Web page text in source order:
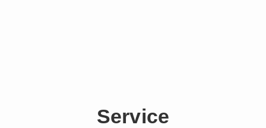
Service